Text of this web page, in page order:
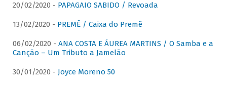
20/02/2020 - PAPAGAIO SABIDO / Revoada
13/02/2020 - PREMÊ / Caixa do Premê
06/02/2020 - ANA COSTA E ÁUREA MARTINS / O Samba e a
Canção – Um Tributo a Jamelão
30/01/2020 - Joyce Moreno 50